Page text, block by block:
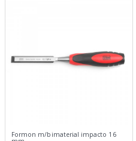
Formon m/bimaterial impacto 16